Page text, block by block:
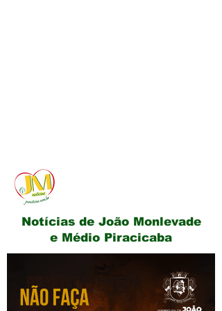
Notícias de João Monlevade
e Médio Piracicaba